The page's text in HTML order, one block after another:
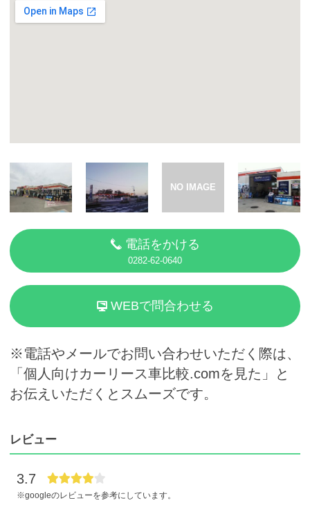
電話をかける
0282-62-0640
WEBで問合わせる
※電話やメールでお問い合わせいただく際は、
「個人向けカーリース車比較.comを見た」と
お伝えいただくとスムーズです。
レビュー
3.7
※googleのレビューを参考にしています。